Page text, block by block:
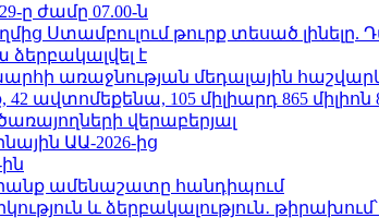
ը ժամը 07.00-ն
Ստամբուլում թուրք տեսած լինելը.
է
առաջնության մեդալային
ավտոմեքենա, 105 միլիարդ 865
վերաբերյալ
ԱԱ-2026-ից
ամենաշատը հանդիպում
և ձերբակալություն․